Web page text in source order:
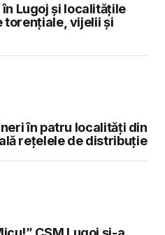
în Lugoj și localitățile
torențiale, vijelii și
în patru localități din
rețelele de distribuție